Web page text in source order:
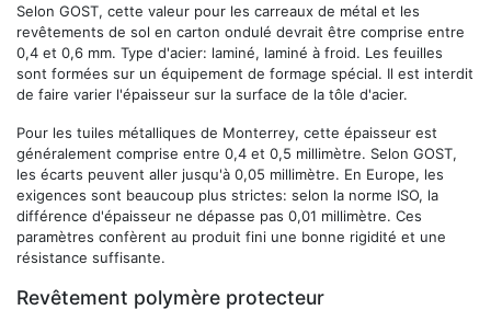
Selon GOST, cette valeur pour les carreaux de métal et les
revêtements de sol en carton ondulé devrait être comprise entre
0,4 et 0,6 mm. Type d'acier: laminé, laminé à froid. Les feuilles
sont formées sur un équipement de formage spécial. Il est interdit
de faire varier l'épaisseur sur la surface de la tôle d'acier.
Pour les tuiles métalliques de Monterrey, cette épaisseur est
généralement comprise entre 0,4 et 0,5 millimètre. Selon GOST,
les écarts peuvent aller jusqu'à 0,05 millimètre. En Europe, les
exigences sont beaucoup plus strictes: selon la norme ISO, la
différence d'épaisseur ne dépasse pas 0,01 millimètre. Ces
paramètres confèrent au produit fini une bonne rigidité et une
résistance suffisante.
Revêtement polymère protecteur